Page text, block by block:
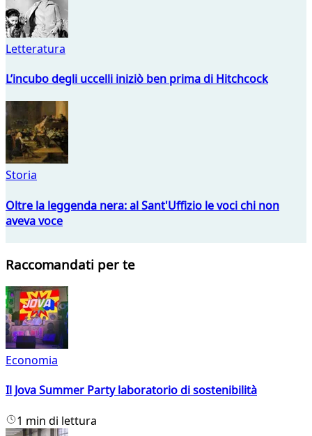
Letteratura
L’incubo degli uccelli iniziò ben prima di Hitchcock
Storia
Oltre la leggenda nera: al Sant'Uffizio le voci chi non
aveva voce
Raccomandati per te
Economia
Il Jova Summer Party laboratorio di sostenibilità
1 min di lettura